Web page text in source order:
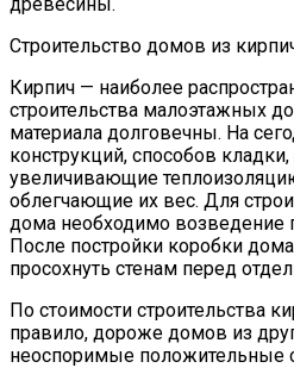
Строительство домов из
Кирпич — наиболее
строительства малоэтажных
материала долговечны. На
конструкций, способов
увеличивающие
облегчающие их вес. Для
дома необходимо возведение
После постройки коробки
просохнуть стенам перед
По стоимости строительства
правило, дороже домов из
неоспоримые положительные